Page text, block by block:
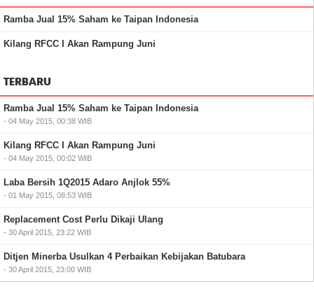
Ramba Jual 15% Saham ke Taipan Indonesia
Kilang RFCC I Akan Rampung Juni
TERBARU
Ramba Jual 15% Saham ke Taipan Indonesia
- 04 May 2015, 00:38 WIB
Kilang RFCC I Akan Rampung Juni
- 04 May 2015, 00:02 WIB
Laba Bersih 1Q2015 Adaro Anjlok 55%
- 01 May 2015, 08:53 WIB
Replacement Cost Perlu Dikaji Ulang
- 30 April 2015, 23:22 WIB
Ditjen Minerba Usulkan 4 Perbaikan Kebijakan Batubara
- 30 April 2015, 23:00 WIB